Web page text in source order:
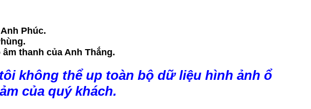
Phúc.
thanh của Anh Thắng.
không thể up toàn bộ dữ liệu hình ảnh ổ
của quý khách.